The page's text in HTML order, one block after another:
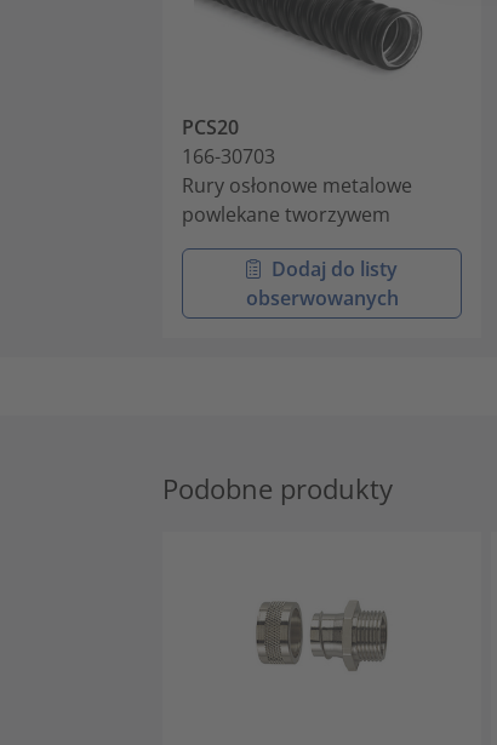
PCS20
166-30703
Rury osłonowe metalowe
powlekane tworzywem
Dodaj do listy
obserwowanych
Podobne produkty